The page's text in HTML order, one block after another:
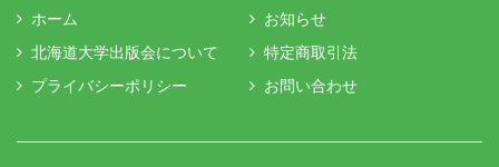
ホーム
お知らせ
北海道大学出版会について
特定商取引法
プライバシーポリシー
お問い合わせ